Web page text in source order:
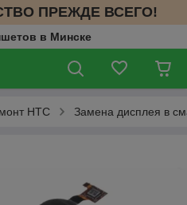
ПРЕЖДЕ ВСЕГО!
в Минске
HTC Замена дисплея в